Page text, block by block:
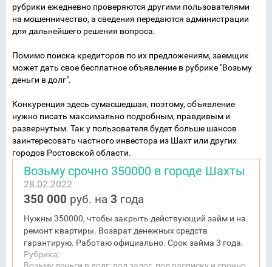
рубрики ежедневно проверяются другими пользователями
на мошенничество, а сведения передаются администрации
для дальнейшего решения вопроса.
Помимо поиска кредиторов по их предложениям, заемщик
может дать свое бесплатное объявление в рубрике "Возьму
деньги в долг".
Конкуренция здесь сумасшедшая, поэтому, объявление
нужно писать максимально подробным, правдивым и
развернутым. Так у пользователя будет больше шансов
заинтересовать частного инвестора из Шахт или других
городов Ростовской области.
Возьму срочно 350000 в городе Шахты
28.02.2022
350 000 руб. на 3 года
Нужны 350000, чтобы закрыть действующий займ и на
ремонт квартиры. Возврат денежных средств
гарантирую. Работаю официально. Срок займа 3 года.
Рубрика: